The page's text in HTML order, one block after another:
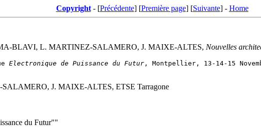
Copyright- [Précédente] [Première page] [Suivante] - Home
BLAVI, L. MARTINEZ-SALAMERO, J. MAIXE-ALTES, Nouvelles
Electronique de Puissance du Futur
J. MAIXE-ALTES, ETSE Tarragone
du Futur""